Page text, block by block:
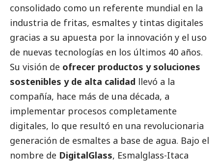
consolidado como un referente mundial en la
industria de fritas, esmaltes y tintas digitales
gracias a su apuesta por la innovación y el uso
de nuevas tecnologías en los últimos 40 años.
Su visión de ofrecer productos y soluciones
sostenibles y de alta calidad llevó a la
compañía, hace más de una década, a
implementar procesos completamente
digitales, lo que resultó en una revolucionaria
generación de esmaltes a base de agua. Bajo el
nombre de DigitalGlass, Esmalglass-Itaca